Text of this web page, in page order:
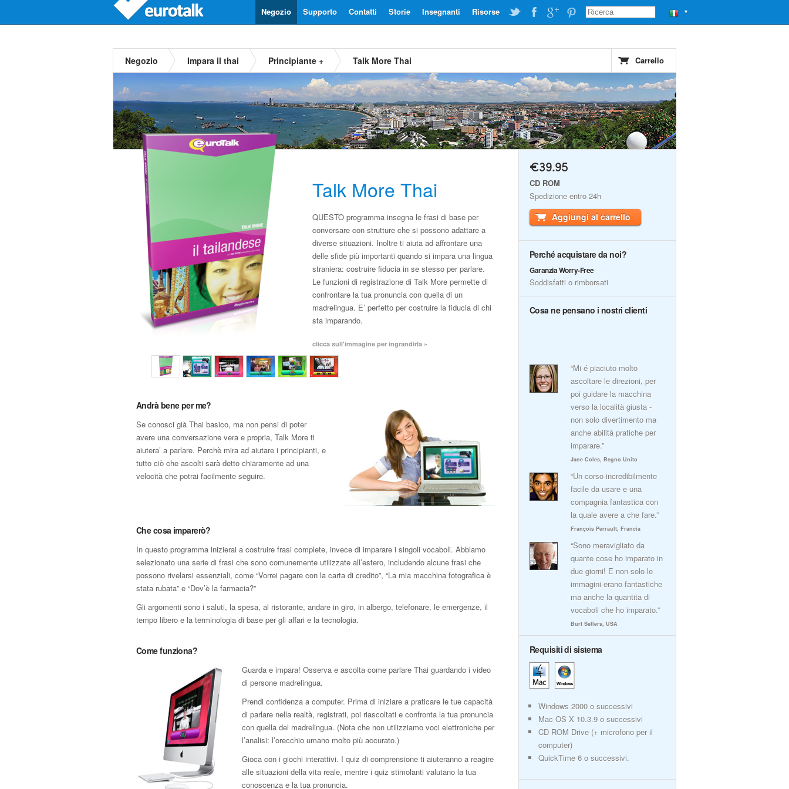
▼
Risorse
Insegnanti
Storie
Contatti
Supporto
Negozio
Negozio Impara il thai Principiante + Talk More Thai Carrello
Talk More Thai
QUESTO programma insegna le frasi di base per
conversare con strutture che si possono adattare a
diverse situazioni. Inoltre ti aiuta ad affrontare una
delle sfide più importanti quando si impara una lingua
straniera: costruire fiducia in se stesso per parlare.
Le funzioni di registrazione di Talk More permette di
confrontare la tua pronuncia con quella di un
madrelingua. E’ perfetto per costruire la fiducia di chi
sta imparando.
clicca sull'immagine per ingrandirla »
Andrà bene per me?
Se conosci già Thai basico, ma non pensi di poter
avere una conversazione vera e propria, Talk More ti
aiutera’ a parlare. Perchè mira ad aiutare i principianti, e
tutto ciò che ascolti sarà detto chiaramente ad una
velocità che potrai facilmente seguire.
Che cosa imparerò?
In questo programma inizierai a costruire frasi complete, invece di imparare i singoli vocaboli. Abbiamo
selezionato una serie di frasi che sono comunemente utilizzate all’estero, includendo alcune frasi che
possono rivelarsi essenziali, come “Vorrei pagare con la carta di credito”, “La mia macchina fotografica è
stata rubata” e “Dov’è la farmacia?”
Gli argomenti sono i saluti, la spesa, al ristorante, andare in giro, in albergo, telefonare, le emergenze, il
tempo libero e la terminologia di base per gli affari e la tecnologia.
Come funziona?
Guarda e impara! Osserva e ascolta come parlare Thai guardando i video
di persone madrelingua.
Prendi confidenza a computer. Prima di iniziare a praticare le tue capacità
di parlare nella realtà, registrati, poi riascoltati e confronta la tua pronuncia
con quella del madrelingua. (Nota che non utilizziamo voci elettroniche per
l’analisi: l’orecchio umano molto più accurato.)
Gioca con i giochi interattivi. I quiz di comprensione ti aiuteranno a reagire
alle situazioni della vita reale, mentre i quiz stimolanti valutano la tua
conoscenza e la tua pronuncia.
€39.95
CD ROM
Spedizione entro 24h
Aggiungi al carrello
Perché acquistare da noi?
Garanzia Worry-Free
Soddisfatti o rimborsati
Cosa ne pensano i nostri clienti
“Mi é piaciuto molto
ascoltare le direzioni, per
poi guidare la macchina
verso la località giusta -
non solo divertimento ma
anche abilità pratiche per
imparare.”
Jane Coles, Regno Unito
“Un corso incredibilmente
facile da usare e una
compagnia fantastica con
la quale avere a che fare.”
François Perrault, Francia
“Sono meravigliato da
quante cose ho imparato in
due giorni! E non solo le
immagini erano fantastiche
ma anche la quantita di
vocaboli che ho imparato.”
Burt Sellers, USA
Requisiti di sistema
Windows 2000 o successivi
Mac OS X 10.3.9 o successivi
CD ROM Drive (+ microfono per il
computer)
QuickTime 6 o successivi.